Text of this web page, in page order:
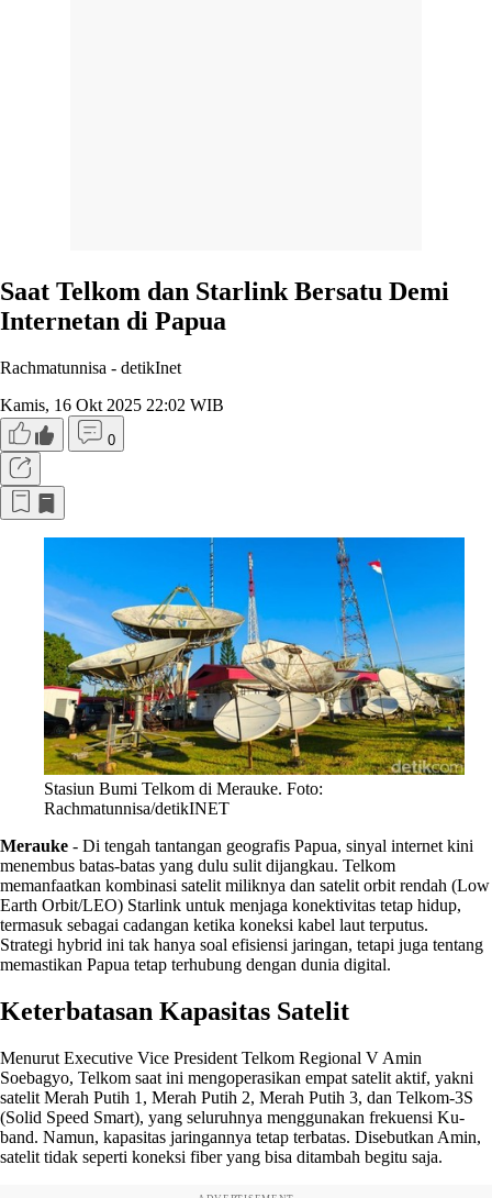
Saat Telkom dan Starlink Bersatu Demi
Internetan di Papua
Rachmatunnisa - detikInet
Kamis, 16 Okt 2025 22:02 WIB
0
Stasiun Bumi Telkom di Merauke. Foto:
Rachmatunnisa/detikINET
Merauke - Di tengah tantangan geografis Papua, sinyal internet kini
menembus batas-batas yang dulu sulit dijangkau. Telkom
memanfaatkan kombinasi satelit miliknya dan satelit orbit rendah (Low
Earth Orbit/LEO) Starlink untuk menjaga konektivitas tetap hidup,
termasuk sebagai cadangan ketika koneksi kabel laut terputus.
Strategi hybrid ini tak hanya soal efisiensi jaringan, tetapi juga tentang
memastikan Papua tetap terhubung dengan dunia digital.
Keterbatasan Kapasitas Satelit
Menurut Executive Vice President Telkom Regional V Amin
Soebagyo, Telkom saat ini mengoperasikan empat satelit aktif, yakni
satelit Merah Putih 1, Merah Putih 2, Merah Putih 3, dan Telkom-3S
(Solid Speed Smart), yang seluruhnya menggunakan frekuensi Ku-
band. Namun, kapasitas jaringannya tetap terbatas. Disebutkan Amin,
satelit tidak seperti koneksi fiber yang bisa ditambah begitu saja.